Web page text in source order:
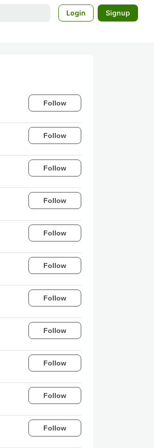
Login Signup
Follow
Follow
Follow
Follow
Follow
Follow
Follow
Follow
Follow
Follow
Follow